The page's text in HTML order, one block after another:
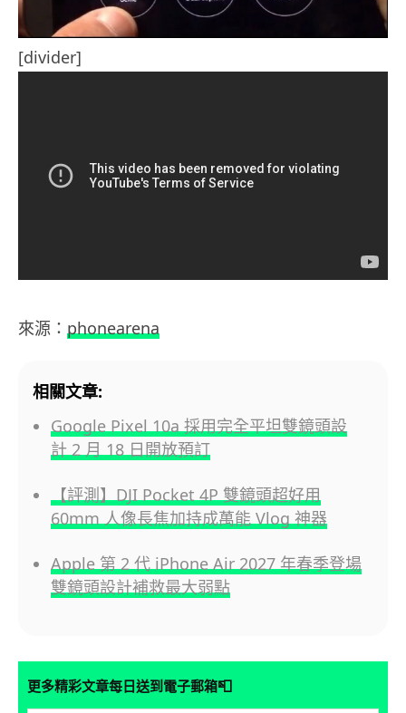
[divider]
來源： phonearena
相關文章:
Google Pixel 10a 採用完全平坦雙鏡頭設
計 2 月 18 日開放預訂
【評測】DJI Pocket 4P 雙鏡頭超好用
60mm 人像長焦加持成萬能 Vlog 神器
Apple 第 2 代 iPhone Air 2027 年春季登場
雙鏡頭設計補救最大弱點
更多精彩文章每日送到電子郵箱📮